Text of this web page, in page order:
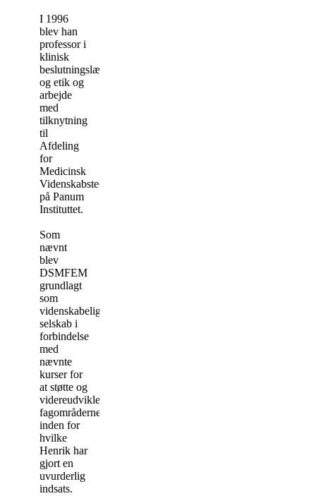
I 1996
blev han
professor i
klinisk
beslutningslære
og etik og
arbejde
med
tilknytning
til
Afdeling
for
Medicinsk
Videnskabsteori
på Panum
Instituttet.
Som
nævnt
blev
DSMFEM
grundlagt
som
videnskabeligt
selskab i
forbindelse
med
nævnte
kurser for
at støtte og
videreudvikle
fagområderne,
inden for
hvilke
Henrik har
gjort en
uvurderlig
indsats.